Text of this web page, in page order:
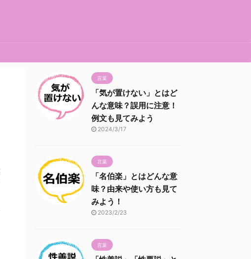
言葉
「気が置けない」とはど
んな意味？誤用に注意！
例文も見てみよう
2024/3/17
言葉
「名伯楽」とはどんな意
味？由来や使い方も見て
みよう！
2023/2/23
言葉